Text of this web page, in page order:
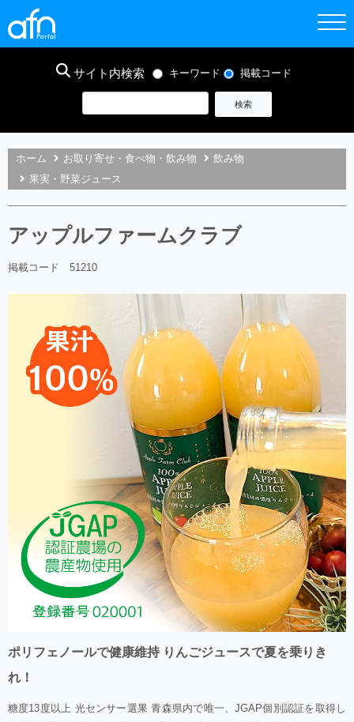
サイト内検索 キーワード 掲載コード
ホーム お取り寄せ・食べ物・飲み物
飲み物
果実・野菜ジュース
アップルファームクラブ
掲載コード 51210
ポリフェノールで健康維持 りんごジュースで夏を乗りき
れ！
糖度13度以上 光センサー選果 青森県内で唯一、JGAP個別認証を取得し